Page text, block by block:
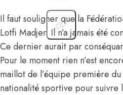
Il faut souligner que la
Lotfi Madjer. Il n’a jamais été
Ce dernier aurait par
Pour le moment rien n’est
maillot de l’équipe première
nationalité sportive pour suivre